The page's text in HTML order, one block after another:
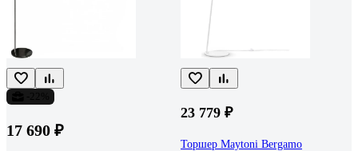
17 690 ₽
23 779 ₽
Торшер Maytoni Bergamo